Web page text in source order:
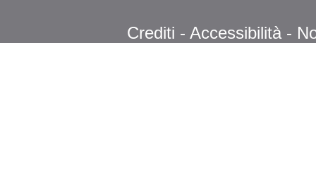
Crediti - Accessibilità -